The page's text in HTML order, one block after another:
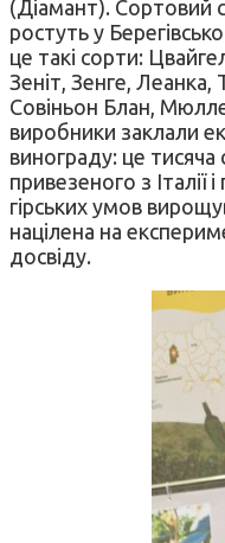
(Діамант). Сортовий
ростуть у
це такі сорти:
Зеніт, Зенге,
Совіньон Блан,
виробники заклали
винограду: це тисяча
привезеного з Італії
гірських умов
націлена на
досвіду.